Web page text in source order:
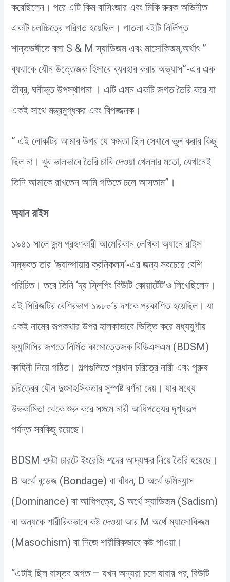
করেছিলেন। পরে এটি কিম বাসিংজার এবং মিকি রুরক অভিনীত
একটি চলচ্চিত্রে পরিণত হয়েছিল। পাতলা বইটি নির্লিপ্ত
শান্তভঙ্গীতে বলা S & M স্যাডিজম এবং মাসোকিজম,অর্থাৎ ”
ব্যথাকে যৌন উত্তেজক হিসাবে ব্যবহার করার অভ্যাস”-এর এক
তীব্র, ঘনীভূত উপস্থাপনা । এটি এমন একটি জগত তৈরি করে যা
একই সাথে মন্ত্রমুগ্ধকর এবং বিপজ্জনক।
” এই লোকটির আমার উপর যে ক্ষমতা ছিল সেখানে ভুল করার কিছু
ছিল না। খুব ভালভাবে তৈরি চাবি দেওয়া খেলনার মতো, যেখানেই
তিনি আমাকে রাখতেন আমি গতিতে চলে আসতাম”।
অ্যান রাইস
১৯৪১ সালে জন্ম গ্রহণকারী আমেরিকান লেখিকা অ্যানে রাইস
সম্ভবত তার ‘ভ্যাম্পায়ার ক্রনিকলস’-এর জন্য সবচেয়ে বেশি
পরিচিত। তবে তিনি ‘দ্য স্লিপিং বিউটি কোয়ার্টেট’ও লিখেছিলেন।
এই সিরিজটির বেশিরভাগ ১৯৮০’র দশকে প্রকাশিত হয়েছিল। যা
একই নামের রূপকথার উপর হালকাভাবে ভিত্তি করে মধ্যযুগীয়
ফ্যান্টাসির জগতে নির্মিত কামোত্তেজক বিডিএসএম (BDSM)
কাহিনী নিয়ে গঠিত। গল্পগুলিতে প্রধান চরিত্রে নারী এবং পুরুষ
চরিত্রের যৌন দুঃসাহসিকতার সুস্পষ্ট বর্ণনা দেয়। যার মধ্যে
উভকামিতা থেকে শুরু করে সঙ্গমে নারী আধিপত্যের দৃশ্যকল্প
পর্যন্ত সবকিছু রয়েছে।
BDSM শব্দটা চারটে ইংরেজি শব্দের আদ্যক্ষর নিয়ে তৈরি হয়েছে।
B অর্থে বন্ডেজ (Bondage) বা বাঁধন, D অর্থে ডমিন্যান্স
(Dominance) বা আধিপত্যে, S অর্থে স্যাডিজম (Sadism)
বা অন্যকে শারীরিকভাবে কষ্ট দেওয়া আর M অর্থে ম্যাসোকিজম
(Masochism) বা নিজে শারীরিকভাবে কষ্ট পাওয়া।
“এটাই ছিল বাস্তব জগত – যখন অন্যরা চলে যাবার পর, বিউটি